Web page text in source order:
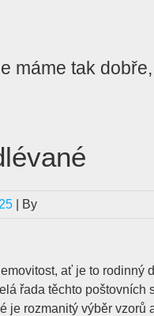
máme tak
| By
ať je to rodinný
řada těchto
je rozmanitý výběr vzorů